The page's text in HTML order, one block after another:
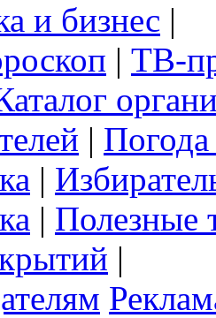
и бизнес |
| ТВ-
|
|
| Полезные
|